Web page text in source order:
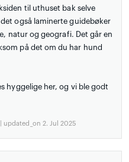
til uthuset bak selve
også laminerte guidebøker
natur og geografi. Det går en
på det om du har hund
hyggelige her, og vi ble godt
2. Jul 2025